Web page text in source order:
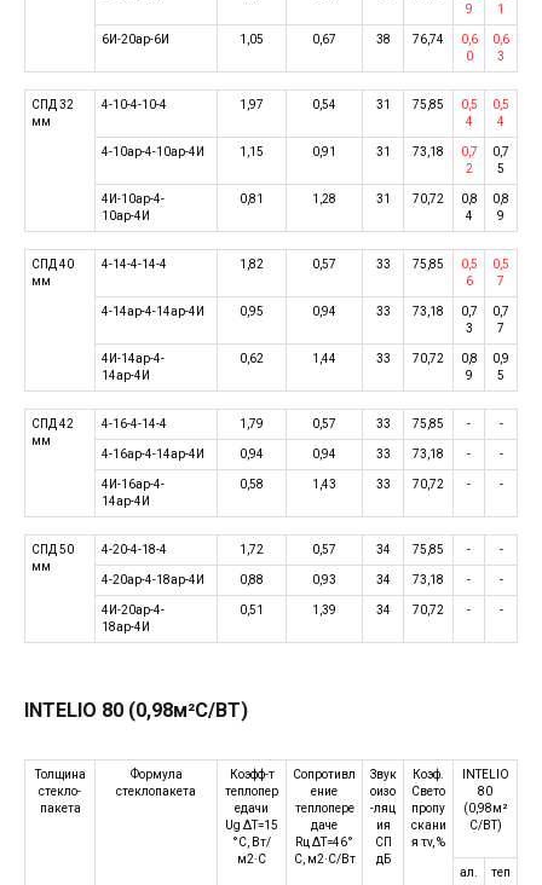
9
1
6И-20ар-6И 1,05 0,67 38 76,74
0,6
0
0,6
3
СПД 32
мм
4-10-4-10-4 1,97 0,54 31 75,85
0,5
4
0,5
4
4-10ар-4-10ар-4И 1,15 0,91 31 73,18
0,7
2
0,7
5
4И-10ар-4-
10ар-4И
0,81 1,28 31 70,72
0,8
4
0,8
9
СПД 40
мм
4-14-4-14-4 1,82 0,57 33 75,85
0,5
6
0,5
7
4-14ар-4-14ар-4И 0,95 0,94 33 73,18
0,7
3
0,7
7
4И-14ар-4-
14ар-4И
0,62 1,44 33 70,72
0,8
9
0,9
5
СПД 42
мм
4-16-4-14-4 1,79 0,57 33 75,85 - -
4-16ар-4-14ар-4И 0,94 0,94 33 73,18 - -
4И-16ар-4-
14ар-4И
0,58 1,43 33 70,72 - -
СПД 50
мм
4-20-4-18-4 1,72 0,57 34 75,85 - -
4-20ар-4-18ар-4И 0,88 0,93 34 73,18 - -
4И-20ар-4-
18ар-4И
0,51 1,39 34 70,72 - -
INTELIO 80 (0,98м²С/ВТ)
Толщина
стекло-
пакета
Формула
стеклопакета
Коэфф-т
теплопер
едачи
Ug ΔT=15
°C, Вт/
м2·C
Сопротивл
ение
теплопере
даче
Rц ΔT=46°
C, м2·C/Вт
Звук
оизо
-ляц
ия
СП
дБ
Коэф.
Свето
пропу
скани
я τv, %
INTELIO
80
(0,98м²
С/ВТ)
ал.
теп